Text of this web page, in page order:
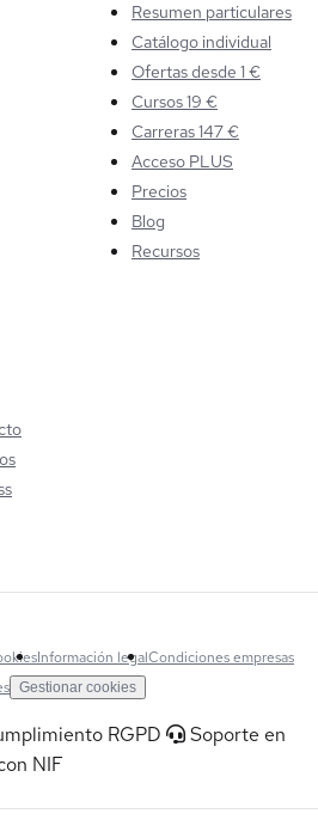
Resumen particulares
Catálogo individual
Ofertas desde 1 €
Cursos 19 €
Carreras 147 €
Acceso PLUS
Precios
Blog
Recursos
Información legalCondiciones empresas
Gestionar cookies
RGPD
Soporte en
NIF